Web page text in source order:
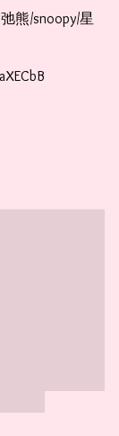
熊/snoopy/星